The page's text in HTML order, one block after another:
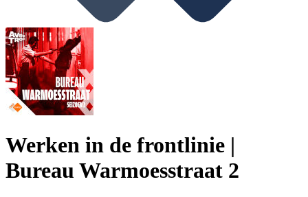
Werken in de frontlinie |
Bureau Warmoesstraat 2